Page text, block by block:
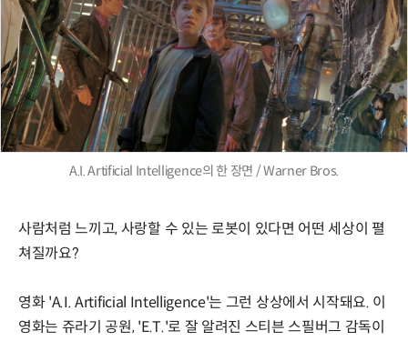
A.I. Artificial Intelligence의 한 장면 / Warner Bros.
사람처럼 느끼고, 사랑할 수 있는 로봇이 있다면 어떤 세상이 펼
쳐질까요?
영화 'A.I. Artificial Intelligence'는 그런 상상에서 시작돼요. 이
영화는 쥬라기 공원, 'E.T.'로 잘 알려진 스티븐 스필버그 감독이